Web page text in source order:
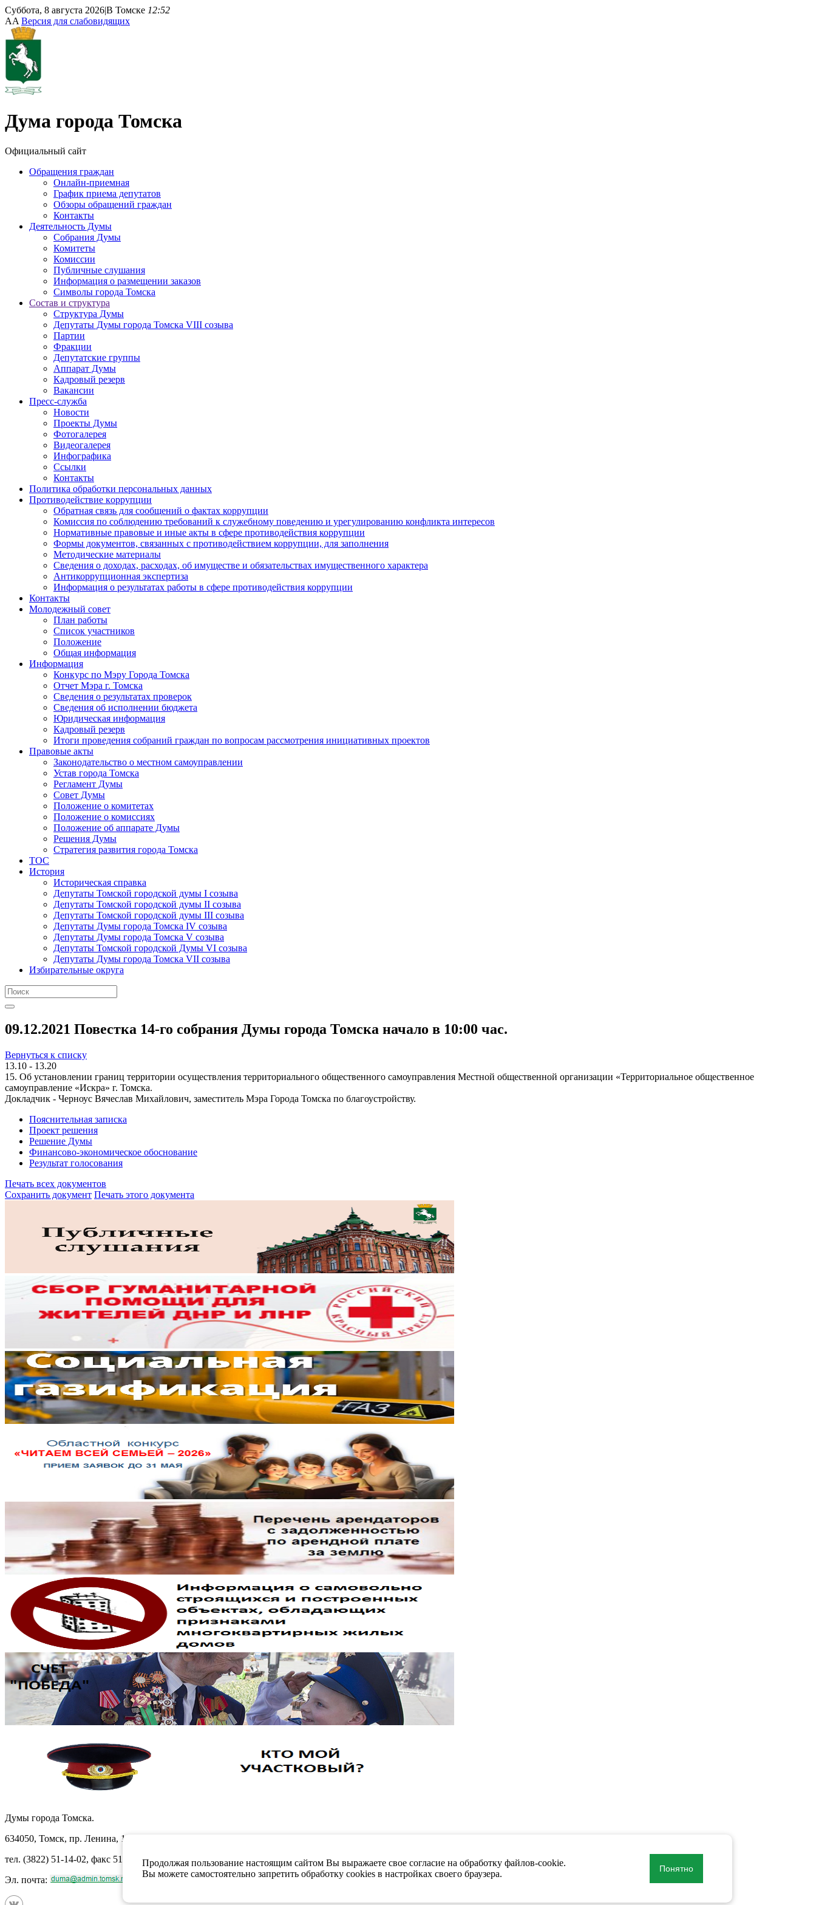
Суббота, 8 августа 2026|В Томске 12:52
AA Версия для слабовидящих
Дума города Томска
Официальный сайт
Обращения граждан
Онлайн-приемная
График приема депутатов
Обзоры обращений граждан
Контакты
Деятельность Думы
Собрания Думы
Комитеты
Комиссии
Публичные слушания
Информация о размещении заказов
Символы города Томска
Состав и структура
Структура Думы
Депутаты Думы города Томска VIII созыва
Партии
Фракции
Депутатские группы
Аппарат Думы
Кадровый резерв
Вакансии
Пресс-служба
Новости
Проекты Думы
Фотогалерея
Видеогалерея
Инфографика
Ссылки
Контакты
Политика обработки персональных данных
Прoтивoдeйствие кoрpупции
Обратная связь для сообщений о фактах коррупции
Комиссия по соблюдению требований к служебному поведению и урегулированию конфликта интересов
Нормативные правовые и иные акты в сфере противодействия коррупции
Формы документов, связанных с противодействием коррупции, для заполнения
Методические материалы
Сведения о доходах, расходах, об имуществе и обязательствах имущественного характера
Антикоррупционная экспертиза
Информация о результатах работы в сфере противодействия коррупции
Контакты
Молодежный совет
План работы
Список участников
Положение
Общая информация
Информация
Конкурс по Мэру Города Томска
Отчет Мэра г. Томска
Сведения о результатах проверок
Сведения об исполнении бюджета
Юридическая информация
Кадровый резерв
Итоги проведения собраний граждан по вопросам рассмотрения инициативных проектов
Правовые акты
Законодательство о местном самоуправлении
Устав города Томска
Регламент Думы
Совет Думы
Положение о комитетах
Положение о комиссиях
Положение об аппарате Думы
Решения Думы
Стратегия развития города Томска
ТОС
История
Историческая справка
Депутаты Томской городской думы I созыва
Депутаты Томской городской думы II созыва
Депутаты Томской городской думы III созыва
Депутаты Думы города Томска IV созыва
Депутаты Думы города Томска V созыва
Депутаты Томской городской Думы VI созыва
Депутаты Думы города Томска VII созыва
Избирательные округа
09.12.2021 Повестка 14-го собрания Думы города Томска начало в 10:00 час.
Вернуться к списку
13.10 - 13.20
15. Об установлении границ территории осуществления территориального общественного самоуправления Местной общественной организации «Территориальное общественное
самоуправление «Искра» г. Томска.
Докладчик - Черноус Вячеслав Михайлович, заместитель Мэра Города Томска по благоустройству.
Пояснительная записка
Проект решения
Решение Думы
Финансово-экономическое обоснование
Результат голосования
Печать всех документов
Сохранить документ Печать этого документа
Думы города Томска.
634050, Томск, пр. Ленина, 105
тел. (3822) 51-14-02, факс 51-10-71
Эл. почта:
Продолжая пользование настоящим сайтом Вы выражаете свое согласие на обработку файлов-cookie.
Вы можете самостоятельно запретить обработку cookies в настройках своего браузера.
Понятно